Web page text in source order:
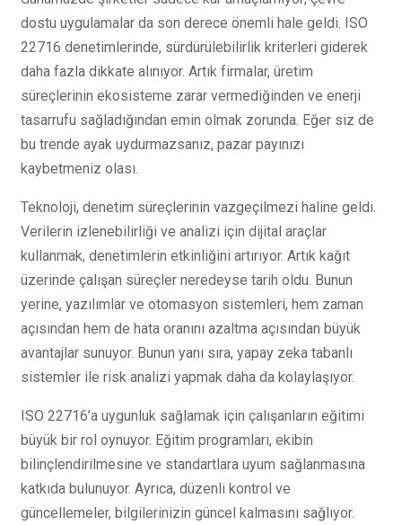
dostu uygulamalar da son derece önemli hale geldi. ISO
22716 denetimlerinde, sürdürülebilirlik kriterleri giderek
daha fazla dikkate alınıyor. Artık firmalar, üretim
süreçlerinin ekosisteme zarar vermediğinden ve enerji
tasarrufu sağladığından emin olmak zorunda. Eğer siz de
bu trende ayak uydurmazsanız, pazar payınızı
kaybetmeniz olası.
Teknoloji, denetim süreçlerinin vazgeçilmezi haline geldi.
Verilerin izlenebilirliği ve analizi için dijital araçlar
kullanmak, denetimlerin etkinliğini artırıyor. Artık kağıt
üzerinde çalışan süreçler neredeyse tarih oldu. Bunun
yerine, yazılımlar ve otomasyon sistemleri, hem zaman
açısından hem de hata oranını azaltma açısından büyük
avantajlar sunuyor. Bunun yanı sıra, yapay zeka tabanlı
sistemler ile risk analizi yapmak daha da kolaylaşıyor.
ISO 22716’a uygunluk sağlamak için çalışanların eğitimi
büyük bir rol oynuyor. Eğitim programları, ekibin
bilinçlendirilmesine ve standartlara uyum sağlanmasına
katkıda bulunuyor. Ayrıca, düzenli kontrol ve
güncellemeler, bilgilerinizin güncel kalmasını sağlıyor.